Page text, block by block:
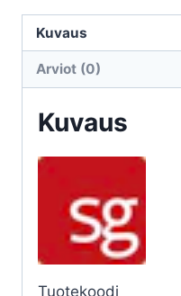
1100
11,5W
GR
määrä
Kuvaus
Arviot (0)
Kuvaus
Tuotekoodi